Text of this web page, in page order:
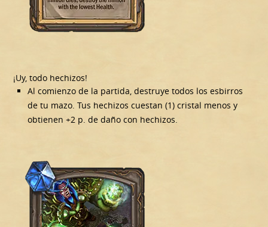
¡Uy, todo hechizos!
Al comienzo de la partida, destruye todos los esbirros
de tu mazo. Tus hechizos cuestan (1) cristal menos y
obtienen +2 p. de daño con hechizos.